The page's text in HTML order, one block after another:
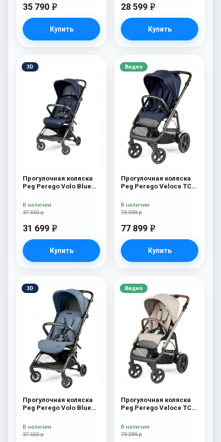
35 790 e
Купить
28 599 e
Купить
3D
Прогулочная коляска
Peg Perego Volo Blue
37 550 р
31 699 e
Купить
В наличии
Видео
Прогулочная коляска
Peg Perego Veloce TC
79 099 р
77 899 e
Купить
В наличии
3D
Прогулочная коляска
Peg Perego Volo Blue
37 550 р
В наличии
Видео
Прогулочная коляска
Peg Perego Veloce TC
Peg Perego Veloce TC
(Astral New)
79 099 р
В наличии